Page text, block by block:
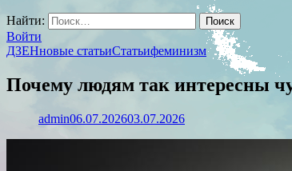
Найти:
Войти
ДЗЕНновые статьиСтатьифеминизм
Почему людям так интересны
admin06.07.202603.07.2026